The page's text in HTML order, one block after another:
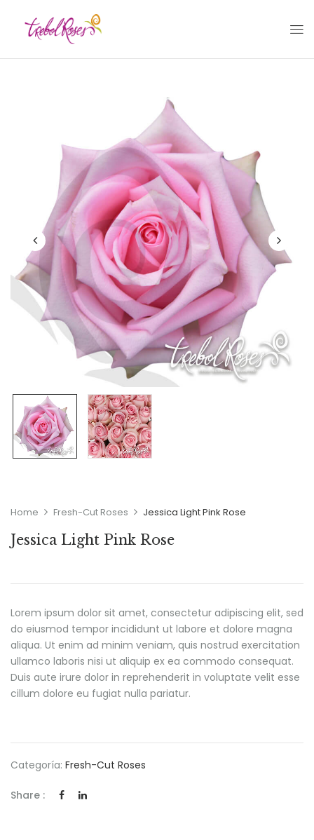
Home Fresh-Cut Roses Jessica Light Pink Rose
Jessica Light Pink Rose
Lorem ipsum dolor sit amet, consectetur adipiscing elit, sed
do eiusmod tempor incididunt ut labore et dolore magna
aliqua. Ut enim ad minim veniam, quis nostrud exercitation
ullamco laboris nisi ut aliquip ex ea commodo consequat.
Duis aute irure dolor in reprehenderit in voluptate velit esse
cillum dolore eu fugiat nulla pariatur.
Categoría: Fresh-Cut Roses
Share :